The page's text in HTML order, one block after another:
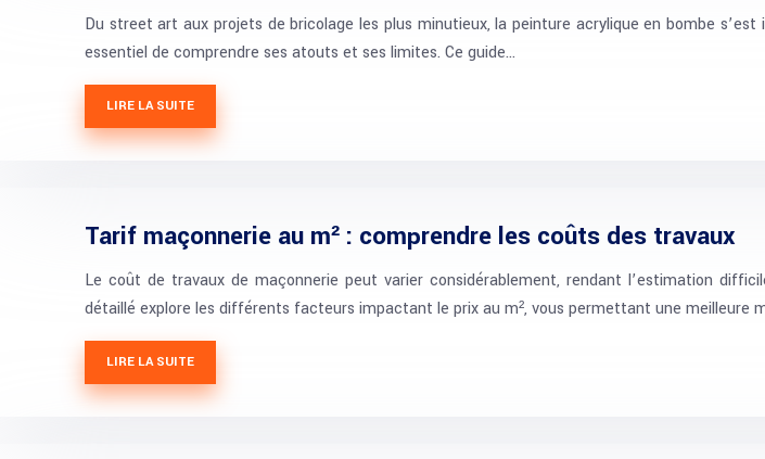
Du street art aux projets de bricolage les plus minutieux, la peinture acrylique en bombe
essentiel de comprendre ses atouts et ses limites. Ce guide…
LIRE LA SUITE
Tarif maçonnerie au m² : comprendre les coûts des travaux
Le coût de travaux de maçonnerie peut varier considérablement, rendant l’estimation
détaillé explore les différents facteurs impactant le prix au m², vous permettant une meilleure
LIRE LA SUITE